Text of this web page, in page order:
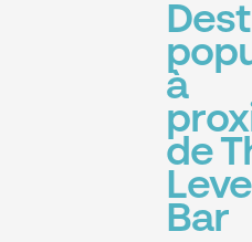
à
de
Bar